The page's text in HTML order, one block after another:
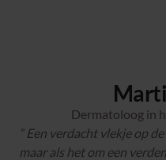
Dermatoloog in
Een verdacht vlekje op
maar als het om een